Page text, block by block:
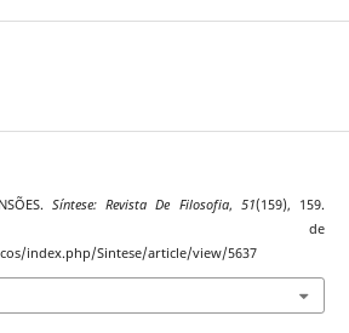
Síntese: Revista De Filosofia, 51(159), 159.
de
index.php/Sintese/article/view/5637